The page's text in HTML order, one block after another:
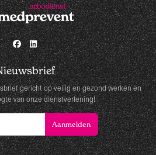
gericht op veilig en gezond werken en
van onze dienstverlening!